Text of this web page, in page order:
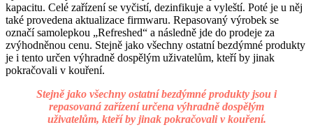
kapacitu. Celé zařízení se vyčistí, dezinfikuje a vyleští. Poté je u něj
také provedena aktualizace firmwaru. Repasovaný výrobek se
označí samolepkou „Refreshed“ a následně jde do prodeje za
zvýhodněnou cenu. Stejně jako všechny ostatní bezdýmné produkty
je i tento určen výhradně dospělým uživatelům, kteří by jinak
pokračovali v kouření.
Stejně jako všechny ostatní bezdýmné produkty jsou i
repasovaná zařízení určena výhradně dospělým
uživatelům, kteří by jinak pokračovali v kouření.